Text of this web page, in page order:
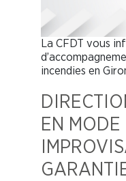
La CFDT vous
incendies en
EN MODE